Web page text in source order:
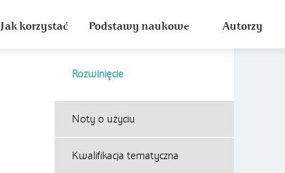
Jak korzystać Podstawy naukowe Autorzy
Rozwinięcie
Noty o użyciu
Kwalifikacja tematyczna